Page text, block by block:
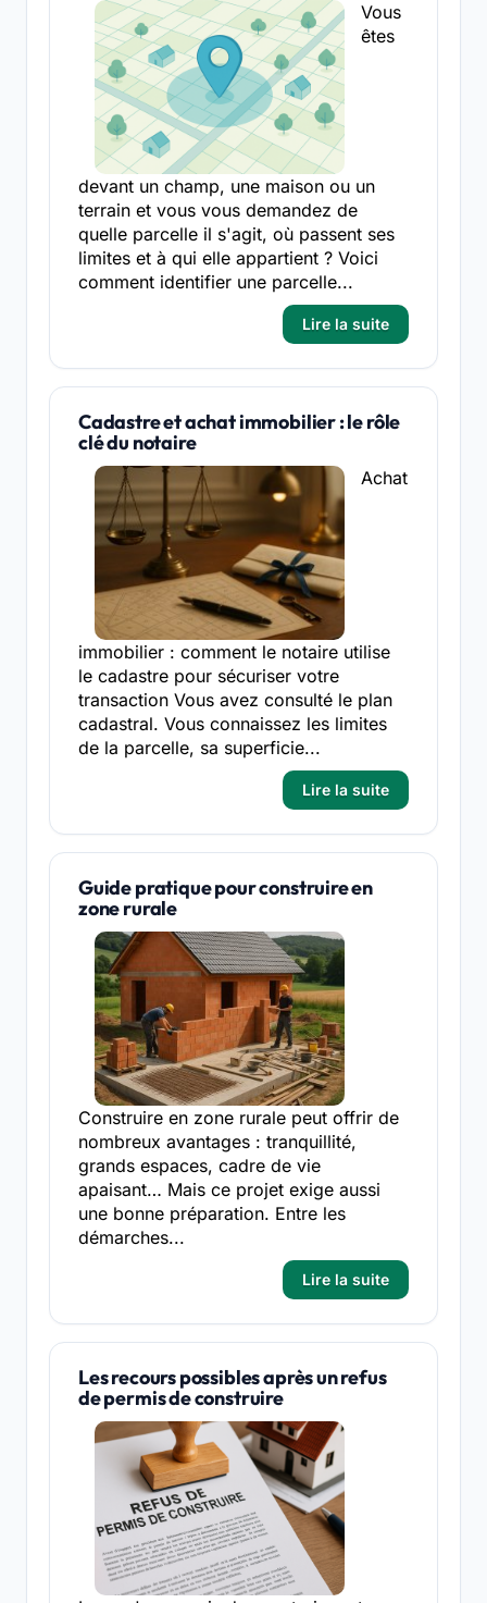
Vous
êtes
devant un champ, une maison ou un
terrain et vous vous demandez de
quelle parcelle il s'agit, où passent ses
limites et à qui elle appartient ? Voici
comment identifier une parcelle...
Lire la suite
Cadastre et achat immobilier : le rôle
clé du notaire
Achat
immobilier : comment le notaire utilise
le cadastre pour sécuriser votre
transaction Vous avez consulté le plan
cadastral. Vous connaissez les limites
de la parcelle, sa superficie...
Lire la suite
Guide pratique pour construire en
zone rurale
Construire en zone rurale peut offrir de
nombreux avantages : tranquillité,
grands espaces, cadre de vie
apaisant… Mais ce projet exige aussi
une bonne préparation. Entre les
démarches...
Lire la suite
Les recours possibles après un refus
de permis de construire